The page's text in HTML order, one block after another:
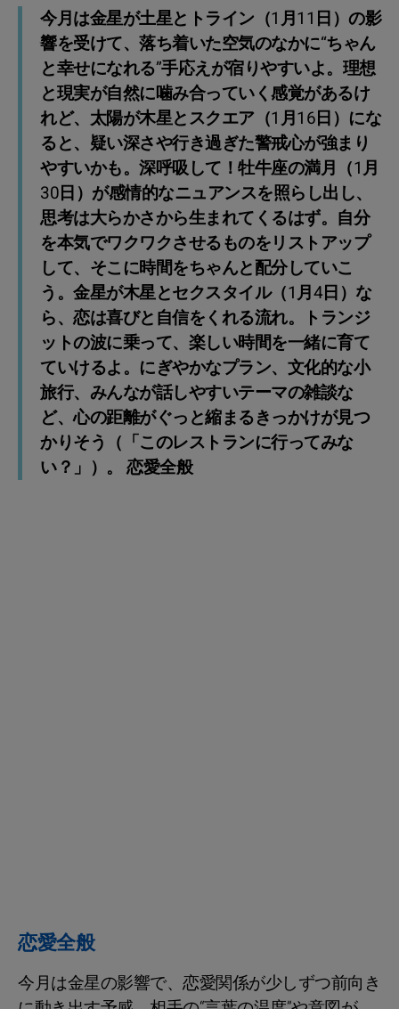
今月は金星が土星とトライン（1月11日）の影
響を受けて、落ち着いた空気のなかに“ちゃん
と幸せになれる”手応えが宿りやすいよ。理想
と現実が自然に噛み合っていく感覚があるけ
れど、太陽が木星とスクエア（1月16日）にな
ると、疑い深さや行き過ぎた警戒心が強まり
やすいかも。深呼吸して！牡牛座の満月（1月
30日）が感情的なニュアンスを照らし出し、
思考は大らかさから生まれてくるはず。自分
を本気でワクワクさせるものをリストアップ
して、そこに時間をちゃんと配分していこ
う。金星が木星とセクスタイル（1月4日）な
ら、恋は喜びと自信をくれる流れ。トランジ
ットの波に乗って、楽しい時間を一緒に育て
ていけるよ。にぎやかなプラン、文化的な小
旅行、みんなが話しやすいテーマの雑談な
ど、心の距離がぐっと縮まるきっかけが見つ
かりそう（「このレストランに行ってみな
い？」）。 恋愛全般
恋愛全般
今月は金星の影響で、恋愛関係が少しずつ前向き